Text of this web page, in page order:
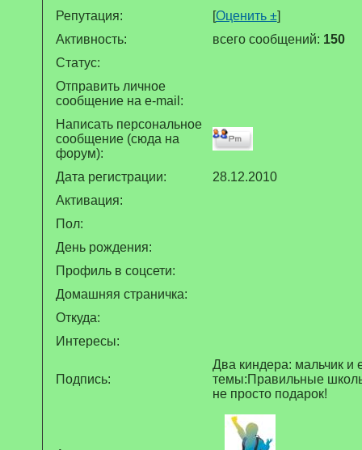
Репутация:
[Оценить ±]
Активность:
всего сообщений: 150
Статус:
Отправить личное
сообщение на e-mail:
Написать персональное
сообщение (сюда на
форум):
Дата регистрации:
28.12.2010
Активация:
Пол:
День рождения:
Профиль в соцсети:
Домашняя страничка:
Откуда:
Интересы:
Подпись:
Два киндера: мальчик и
темы:Правильные
не просто подарок!